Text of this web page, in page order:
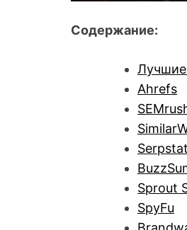
Содержание:
Лучшие
Ahrefs
Serpstat
Sprout
SpyFu